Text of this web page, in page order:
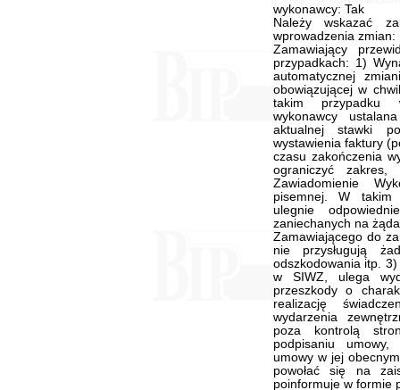
wykonawcy: Tak
Należy wskazać
wprowadzenia zmian:
Zamawiający
przypadkach: 1)
automatycznej
obowiązującej w
takim przypadku
wykonawcy
aktualnej stawki
wystawienia faktury
czasu zakończenia
ograniczyć
Zawiadomienie
pisemnej. W takim
ulegnie
zaniechanych na
Zamawiającego do
nie przysługują
odszkodowania itp.
w SIWZ, ulega
przeszkody o
realizację
wydarzenia
poza kontrolą
podpisaniu
umowy w jej
powołać się na
poinformuje w formie